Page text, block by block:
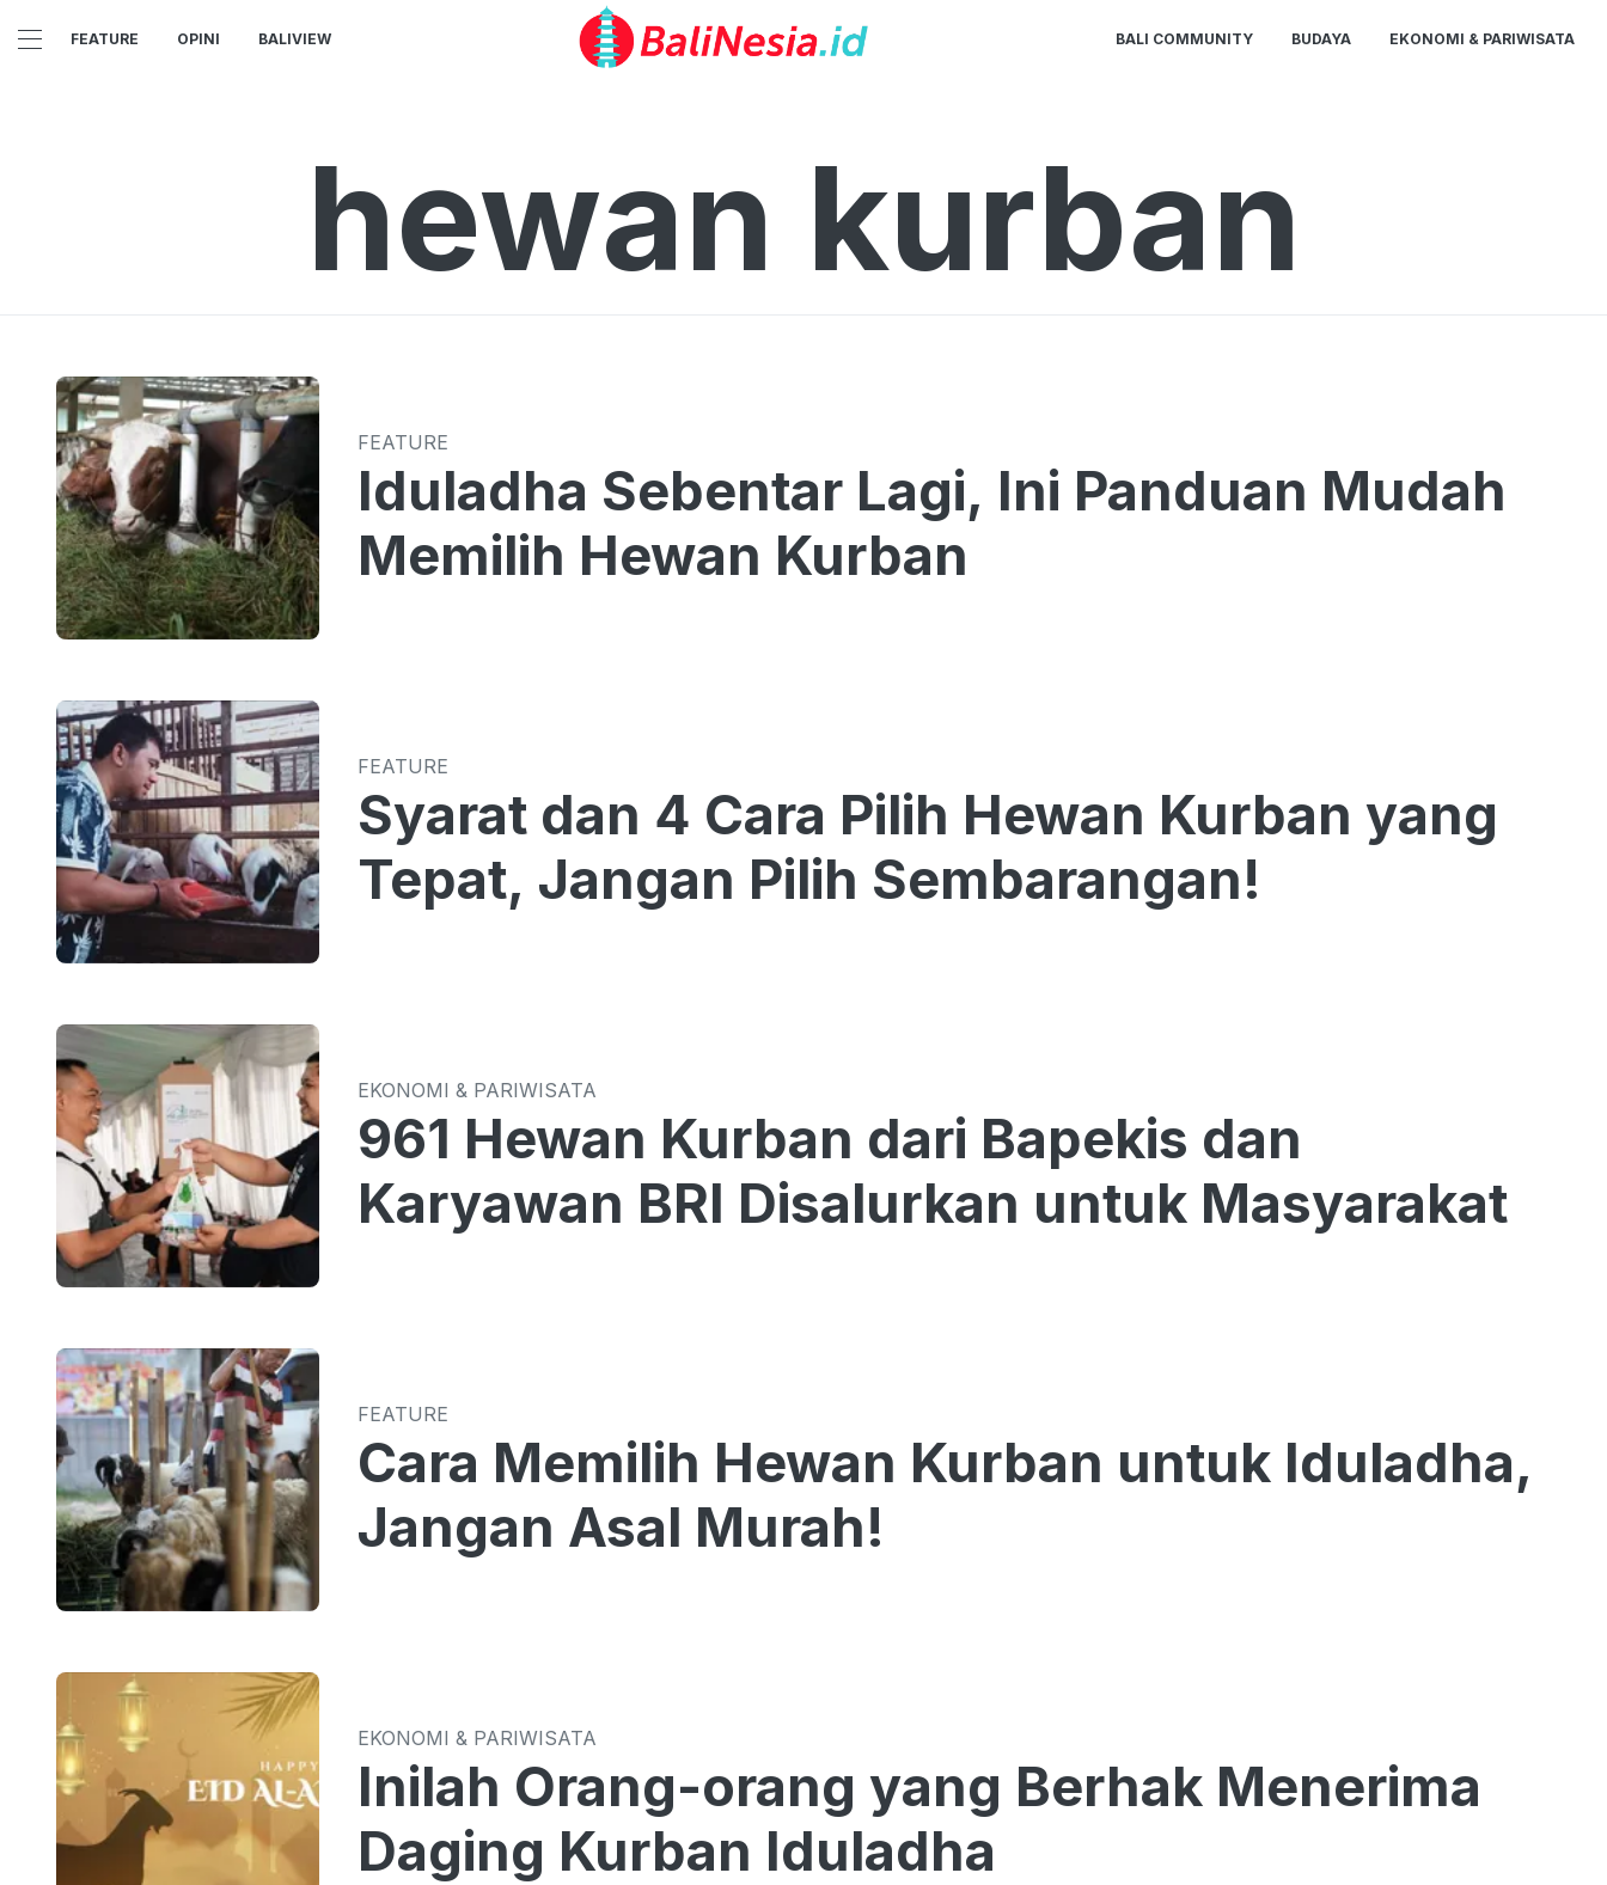
FEATURE OPINI BALIVIEW BALI COMMUNITY BUDAYA EKONOMI & PARIWISATA
hewan kurban
FEATURE
Iduladha Sebentar Lagi, Ini Panduan Mudah
Memilih Hewan Kurban
FEATURE
Syarat dan 4 Cara Pilih Hewan Kurban yang
Tepat, Jangan Pilih Sembarangan!
EKONOMI & PARIWISATA
961 Hewan Kurban dari Bapekis dan
Karyawan BRI Disalurkan untuk Masyarakat
FEATURE
Cara Memilih Hewan Kurban untuk Iduladha,
Jangan Asal Murah!
EKONOMI & PARIWISATA
Inilah Orang-orang yang Berhak Menerima
Daging Kurban Iduladha